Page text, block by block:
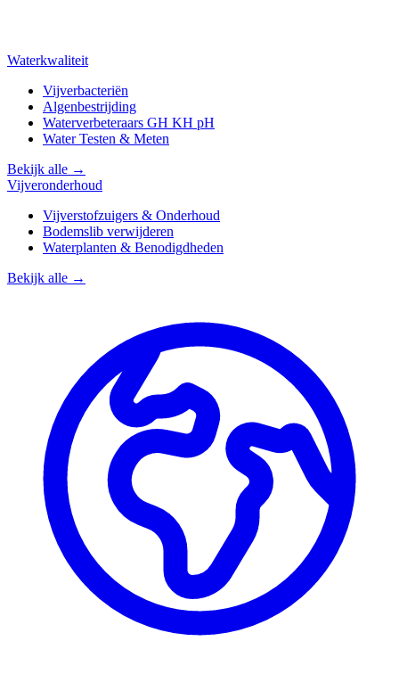
Waterkwaliteit
Vijverbacteriën
Algenbestrijding
Waterverbeteraars GH KH pH
Water Testen & Meten
Bekijk alle →
Vijveronderhoud
Vijverstofzuigers & Onderhoud
Bodemslib verwijderen
Waterplanten & Benodigdheden
Bekijk alle →